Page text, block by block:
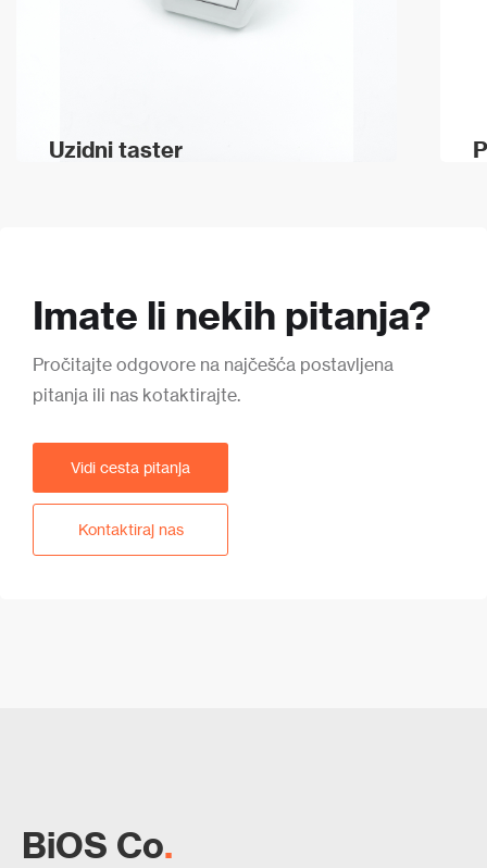
Uzidni taster
Imate li nekih pitanja?
Pročitajte odgovore na najčešća postavljena
pitanja ili nas kotaktirajte.
Vidi cesta pitanja
Kontaktiraj nas
BiOS Co.